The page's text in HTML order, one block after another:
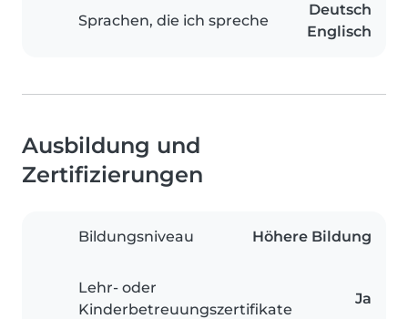
Sprachen, die ich spreche
Deutsch
Englisch
Ausbildung und
Zertifizierungen
Bildungsniveau Höhere Bildung
Lehr- oder
Kinderbetreuungszertifikate
Ja